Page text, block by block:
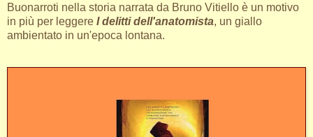
Buonarroti nella storia narrata da Bruno Vitiello è un motivo
in più per leggere I delitti dell'anatomista, un giallo
ambientato in un'epoca lontana.